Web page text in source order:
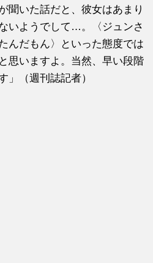
聞いた話だと、彼女はあまり
いようでして…。〈ジュンさ
んだもん〉といった態度では
思いますよ。当然、早い段階
」（週刊誌記者）